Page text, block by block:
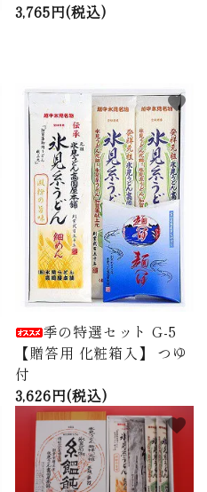
3,765円(税込)
季の特選セット G-5
【贈答用 化粧箱入】 つゆ
付
3,626円(税込)
favorite
favorite